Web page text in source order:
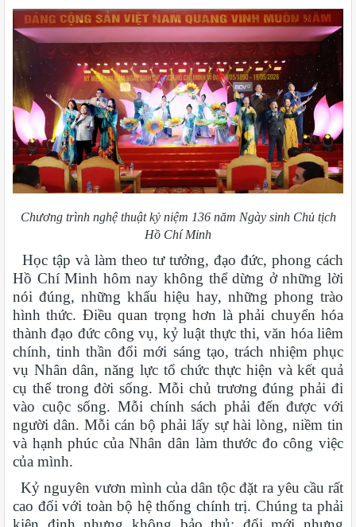
Chương trình nghệ thuật kỷ niệm 136 năm Ngày sinh Chủ tịch
Hồ Chí Minh
Học tập và làm theo tư tưởng, đạo đức, phong cách
Hồ Chí Minh hôm nay không thể dừng ở những lời
nói đúng, những khẩu hiệu hay, những phong trào
hình thức. Điều quan trọng hơn là phải chuyển hóa
thành đạo đức công vụ, kỷ luật thực thi, văn hóa liêm
chính, tinh thần đổi mới sáng tạo, trách nhiệm phục
vụ Nhân dân, năng lực tổ chức thực hiện và kết quả
cụ thể trong đời sống. Mỗi chủ trương đúng phải đi
vào cuộc sống. Mỗi chính sách phải đến được với
người dân. Mỗi cán bộ phải lấy sự hài lòng, niềm tin
và hạnh phúc của Nhân dân làm thước đo công việc
của mình.
Kỷ nguyên vươn mình của dân tộc đặt ra yêu cầu rất
cao đối với toàn bộ hệ thống chính trị. Chúng ta phải